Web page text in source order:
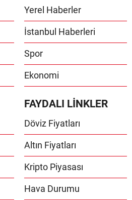
Yerel Haberler
İstanbul Haberleri
Spor
Ekonomi
FAYDALI LİNKLER
Döviz Fiyatları
Altın Fiyatları
Kripto Piyasası
Hava Durumu